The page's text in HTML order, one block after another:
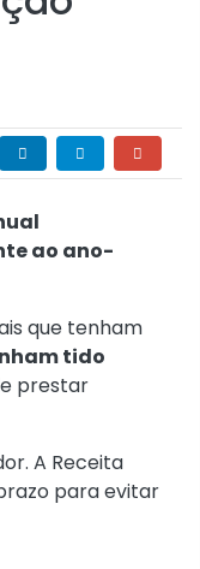
ao ano-
que tenham
tido
prestar
. A Receita
para evitar